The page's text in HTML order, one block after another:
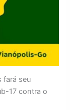
fará seu
17 contra o